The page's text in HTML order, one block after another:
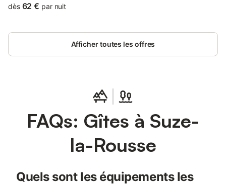
room includes an original fireplace.
dès 62 € par nuit
Afficher toutes les offres
FAQs: Gîtes à Suze-
la-Rousse
Quels sont les équipements les